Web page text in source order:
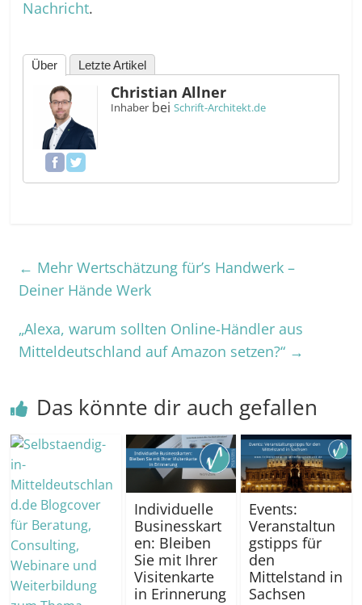
Nachricht.
Über Letzte Artikel
Christian Allner
Inhaber beiSchrift-Architekt.de
← Mehr Wertschätzung für’s Handwerk –
Deiner Hände Werk
„Alexa, warum sollten Online-Händler aus
Mitteldeutschland auf Amazon setzen?“ →
Das könnte dir auch gefallen
Individuelle
Businesskart
en: Bleiben
Sie mit Ihrer
Visitenkarte
in Erinnerung
Events:
Veranstaltun
gstipps für
den
Mittelstand in
Sachsen